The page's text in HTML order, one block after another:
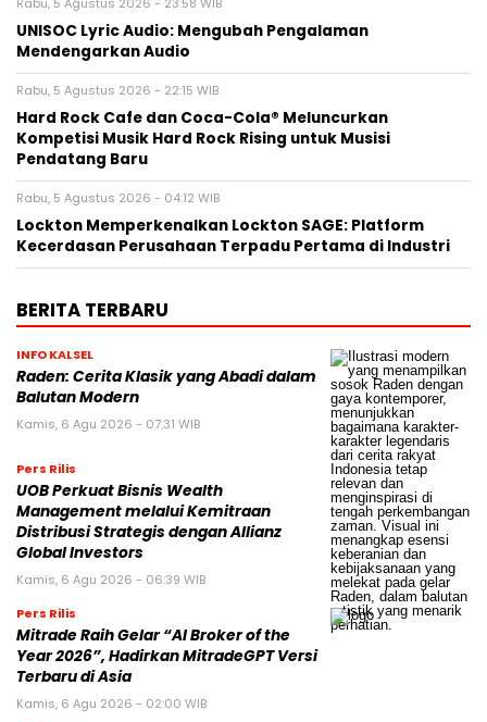
UNISOC Lyric Audio: Mengubah Pengalaman
Mendengarkan Audio
Rabu, 5 Agustus 2026 - 22:15 WIB
Hard Rock Cafe dan Coca-Cola® Meluncurkan
Kompetisi Musik Hard Rock Rising untuk Musisi
Pendatang Baru
Rabu, 5 Agustus 2026 - 04:12 WIB
Lockton Memperkenalkan Lockton SAGE: Platform
Kecerdasan Perusahaan Terpadu Pertama di Industri
BERITA TERBARU
INFO KALSEL
Raden: Cerita Klasik yang Abadi dalam
Balutan Modern
Kamis, 6 Agu 2026 - 07:31 WIB
Pers Rilis
UOB Perkuat Bisnis Wealth
Management melalui Kemitraan
Distribusi Strategis dengan Allianz
Global Investors
Kamis, 6 Agu 2026 - 06:39 WIB
Pers Rilis
Mitrade Raih Gelar “AI Broker of the
Year 2026”, Hadirkan MitradeGPT Versi
Terbaru di Asia
Kamis, 6 Agu 2026 - 02:00 WIB